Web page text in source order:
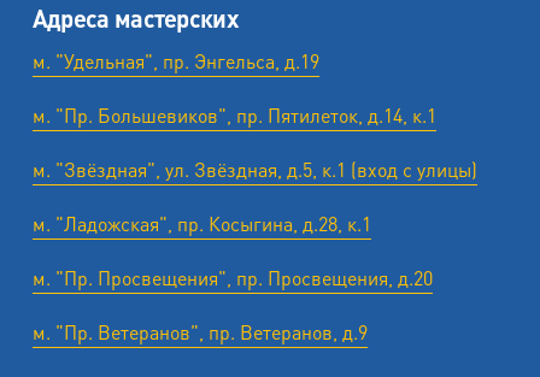
Адреса мастерских
м. "Удельная", пр. Энгельса, д.19
м. "Пр. Большевиков", пр. Пятилеток, д.14, к.1
м. "Звёздная", ул. Звёздная, д.5, к.1 (вход с улицы)
м. "Ладожская", пр. Косыгина, д.28, к.1
м. "Пр. Просвещения", пр. Просвещения, д.20
м. "Пр. Ветеранов", пр. Ветеранов, д.9